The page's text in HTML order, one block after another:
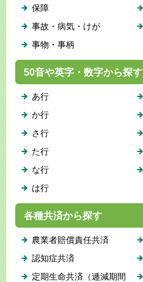
保障
事故・病気・けが
事物・事柄
50音や英字・数字から探す
あ行
か行
さ行
た行
な行
は行
各種共済から探す
農業者賠償責任共済
認知症共済
定期生命共済（逓減期間